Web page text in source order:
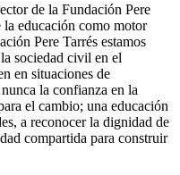
de la Fundación Pere
la educación como motor
Pere Tarrés estamos
sociedad civil en el
en situaciones de
la confianza en la
el cambio; una educación
a reconocer la dignidad de
compartida para construir